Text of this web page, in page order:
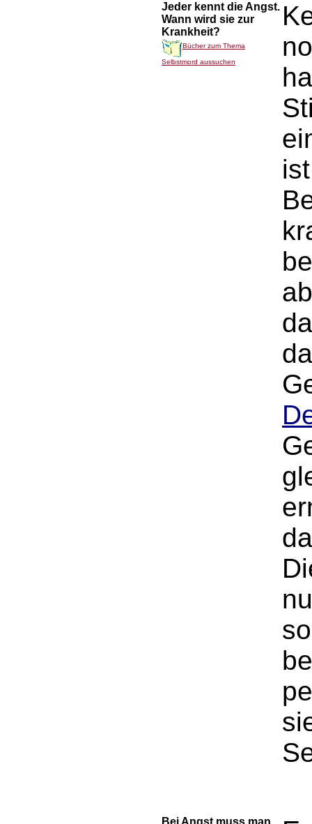
Jeder kennt die Angst.
Wann wird sie zur
Krankheit?
Bücher zum Thema
Selbstmord aussuchen
Bei Angst muss man